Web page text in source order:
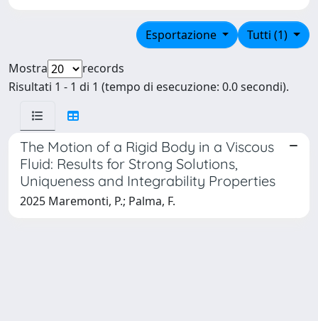
Tutti (1)
Esportazione
Mostra
records
Risultati 1 - 1 di 1 (tempo di esecuzione: 0.0 secondi).
The Motion of a Rigid Body in a Viscous
Fluid: Results for Strong Solutions,
Uniqueness and Integrability Properties
2025 Maremonti, P.; Palma, F.